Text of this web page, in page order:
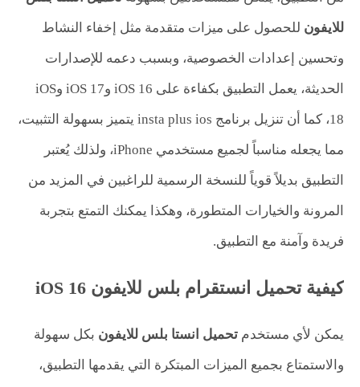
للايفون للحصول على ميزات متقدمة مثل إخفاء النشاط
وتحسين إعدادات الخصوصية، وبسبب دعمه للإصدارات
الحديثة، يعمل التطبيق بكفاءة على iOS 16 وiOS 17 وiOS
18، كما أن تنزيل برنامج insta plus ios يتميز بسهولة التثبيت،
مما يجعله مناسباً لجميع مستخدمي iPhone، ولذلك يُعتبر
التطبيق بديلاً قوياً للنسخة الرسمية للراغبين في المزيد من
المرونة والخيارات المتطورة، وهكذا يمكنك التمتع بتجربة
فريدة وآمنة مع التطبيق.
كيفية تحميل انستقرام بلس للايفون iOS 16
يمكن لأي مستخدم تحميل انستا بلس للايفون بكل سهولة
والاستمتاع بجميع الميزات المبتكرة التي يقدمها التطبيق،